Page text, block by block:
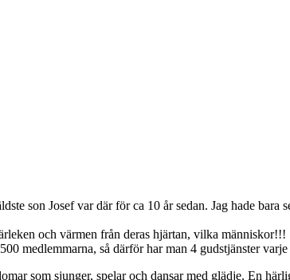
son Josef var där för ca 10 år sedan. Jag hade bara
och värmen från deras hjärtan, vilka människor!!!
medlemmarna, så därför har man 4 gudstjänster varje
som sjunger, spelar och dansar med glädje. En